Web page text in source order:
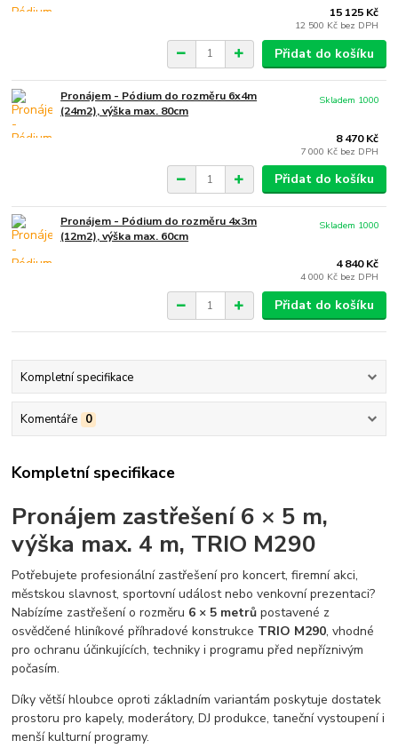
15 125 Kč
12 500 Kč bez DPH
Přidat do košíku
Pronájem - Pódium do rozměru 6x4m
(24m2), výška max. 80cm
8 470 Kč
7 000 Kč bez DPH
Skladem 1000
Přidat do košíku
Pronájem - Pódium do rozměru 4x3m
(12m2), výška max. 60cm
4 840 Kč
4 000 Kč bez DPH
Skladem 1000
Přidat do košíku
Kompletní specifikace
Komentáře 0
Kompletní specifikace
Pronájem zastřešení 6 × 5 m,
výška max. 4 m, TRIO M290
Potřebujete profesionální zastřešení pro koncert, firemní akci,
městskou slavnost, sportovní událost nebo venkovní prezentaci?
Nabízíme zastřešení o rozměru 6 × 5 metrů postavené z
osvědčené hliníkové příhradové konstrukce TRIO M290, vhodné
pro ochranu účinkujících, techniky i programu před nepříznivým
počasím.
Díky větší hloubce oproti základním variantám poskytuje dostatek
prostoru pro kapely, moderátory, DJ produkce, taneční vystoupení i
menší kulturní programy.